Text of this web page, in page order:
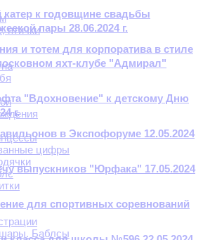
птички
цифры
Баблсы
катер к годовщине свадьбы
пары 28.06.2024 г.
и тотем для корпоратива в стиле
яхт-клубе "Адмирал"
"Вдохновение" к детскому Дню
г.
в Экспофоруме 12.05.2024
выпускников "Юрфака" 17.05.2024
для спортивных соревнований